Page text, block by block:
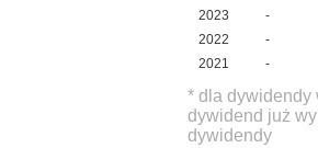
2023
-
2022
-
2021
-
* dla dywidendy
dywidend już
dywidendy